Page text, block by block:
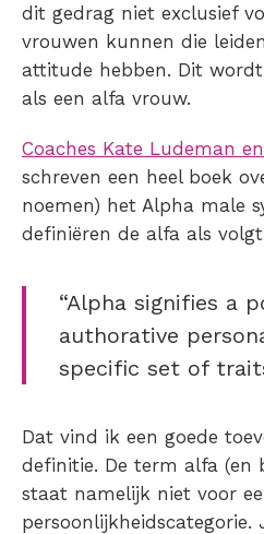
dit gedrag niet exclusief
vrouwen kunnen die
attitude hebben. Dit
als een alfa vrouw.
Coaches Kate Ludeman
schreven een heel boek
noemen) het Alpha male
definiëren de alfa als
“Alpha signifies a
authorative
specific set of
Dat vind ik een goede
definitie. De term alfa
staat namelijk niet voor